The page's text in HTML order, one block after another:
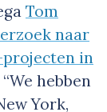
Tom
naar
in
“We hebben
York,